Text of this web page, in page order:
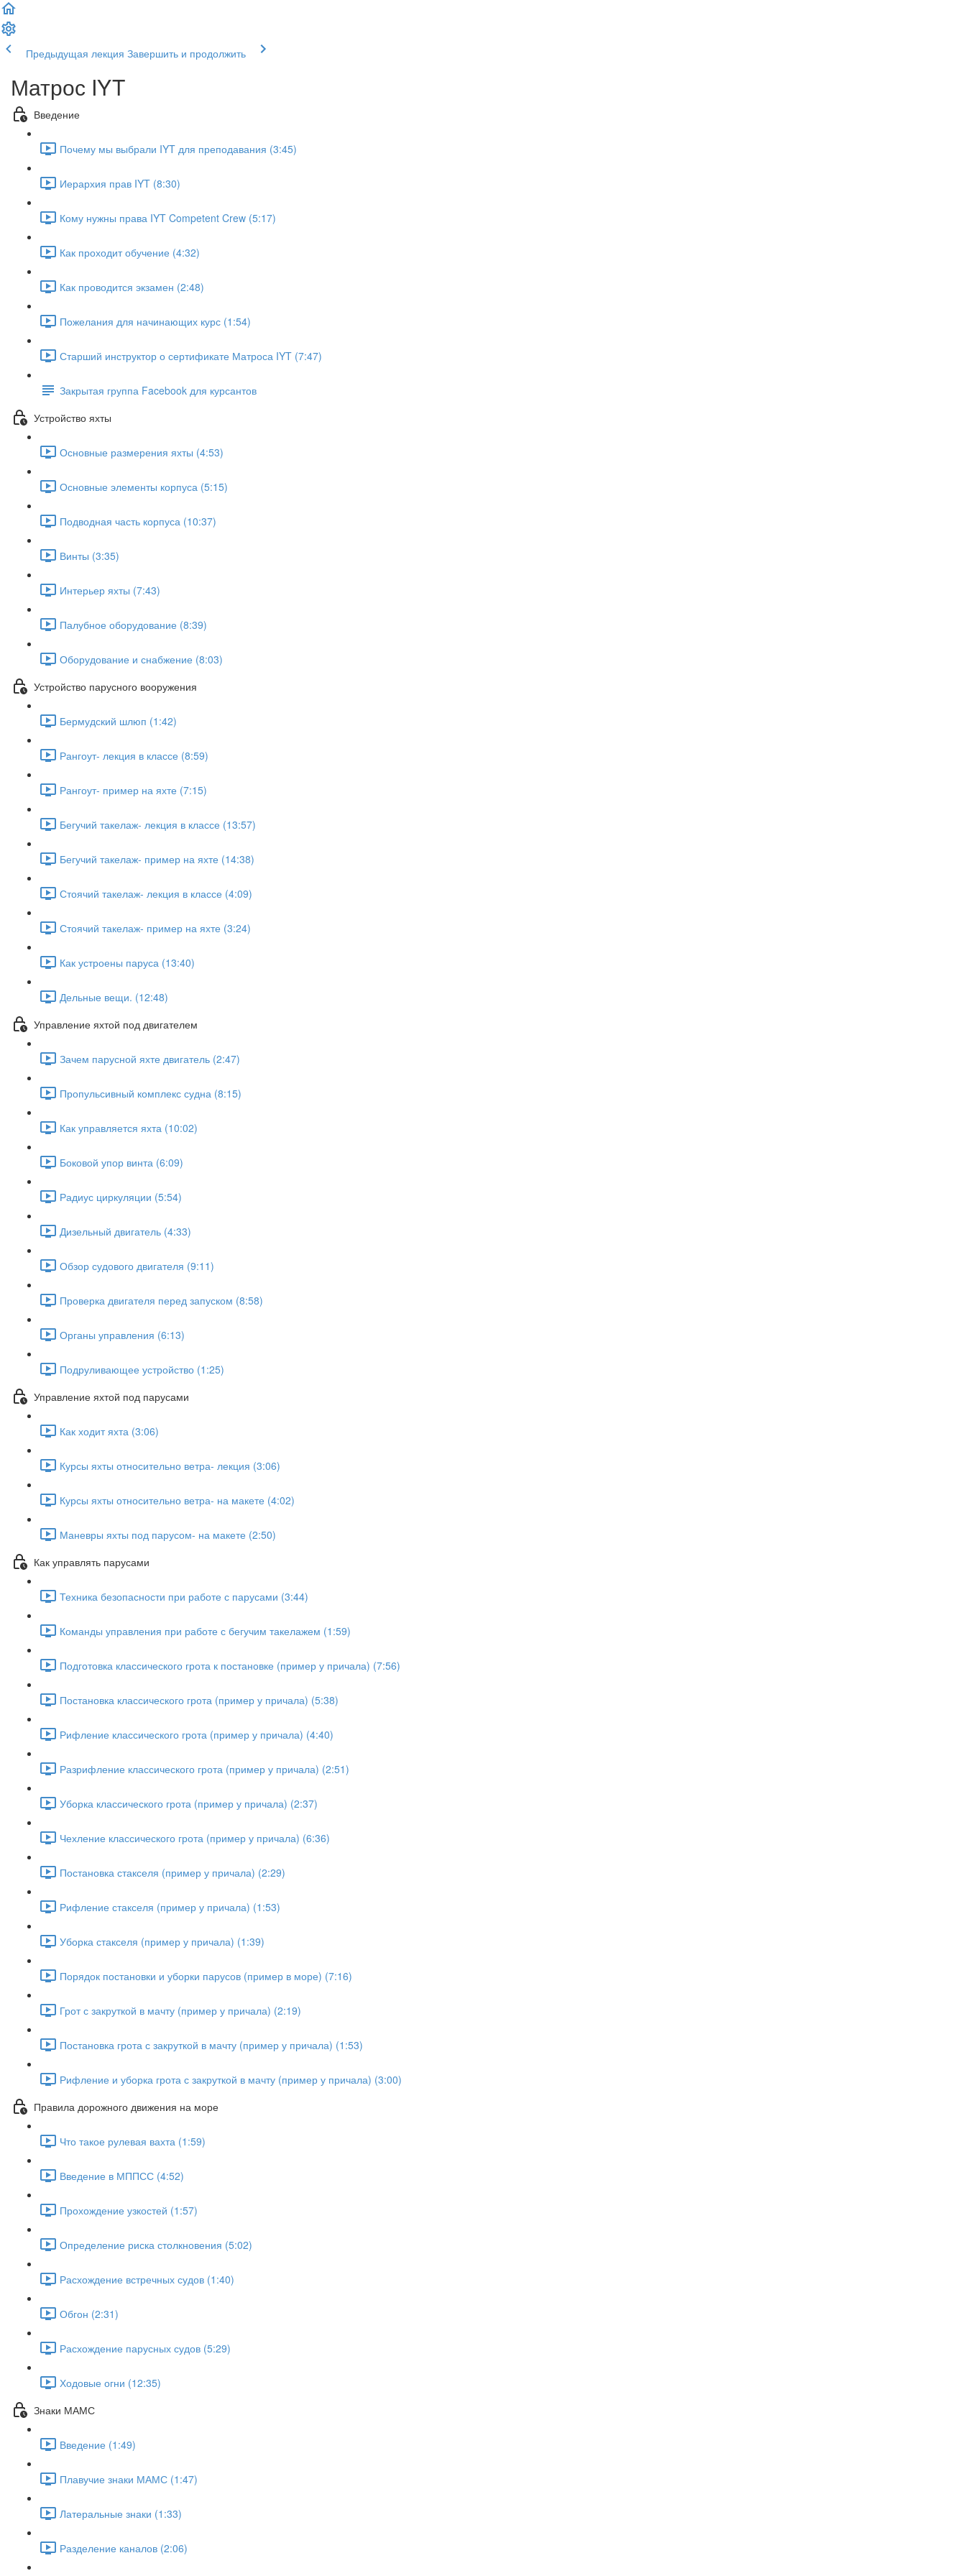
Предыдущая лекция Завершить и продолжить
Матрос IYT
Введение
Почему мы выбрали IYT для преподавания (3:45)
Иерархия прав IYT (8:30)
Кому нужны права IYT Competent Crew (5:17)
Как проходит обучение (4:32)
Как проводится экзамен (2:48)
Пожелания для начинающих курс (1:54)
Старший инструктор о сертификате Матроса IYT (7:47)
Закрытая группа Facebook для курсантов
Устройство яхты
Основные размерения яхты (4:53)
Основные элементы корпуса (5:15)
Подводная часть корпуса (10:37)
Винты (3:35)
Интерьер яхты (7:43)
Палубное оборудование (8:39)
Оборудование и снабжение (8:03)
Устройство парусного вооружения
Бермудский шлюп (1:42)
Рангоут- лекция в классе (8:59)
Рангоут- пример на яхте (7:15)
Бегучий такелаж- лекция в классе (13:57)
Бегучий такелаж- пример на яхте (14:38)
Стоячий такелаж- лекция в классе (4:09)
Стоячий такелаж- пример на яхте (3:24)
Как устроены паруса (13:40)
Дельные вещи. (12:48)
Управление яхтой под двигателем
Зачем парусной яхте двигатель (2:47)
Пропульсивный комплекс судна (8:15)
Как управляется яхта (10:02)
Боковой упор винта (6:09)
Радиус циркуляции (5:54)
Дизельный двигатель (4:33)
Обзор судового двигателя (9:11)
Проверка двигателя перед запуском (8:58)
Органы управления (6:13)
Подруливающее устройство (1:25)
Управление яхтой под парусами
Как ходит яхта (3:06)
Курсы яхты относительно ветра- лекция (3:06)
Курсы яхты относительно ветра- на макете (4:02)
Маневры яхты под парусом- на макете (2:50)
Как управлять парусами
Техника безопасности при работе с парусами (3:44)
Команды управления при работе с бегучим такелажем (1:59)
Подготовка классического грота к постановке (пример у причала) (7:56)
Постановка классического грота (пример у причала) (5:38)
Рифление классического грота (пример у причала) (4:40)
Разрифление классического грота (пример у причала) (2:51)
Уборка классического грота (пример у причала) (2:37)
Чехление классического грота (пример у причала) (6:36)
Постановка стакселя (пример у причала) (2:29)
Рифление стакселя (пример у причала) (1:53)
Уборка стакселя (пример у причала) (1:39)
Порядок постановки и уборки парусов (пример в море) (7:16)
Грот с закруткой в мачту (пример у причала) (2:19)
Постановка грота с закруткой в мачту (пример у причала) (1:53)
Рифление и уборка грота с закруткой в мачту (пример у причала) (3:00)
Правила дорожного движения на море
Что такое рулевая вахта (1:59)
Введение в МППСС (4:52)
Прохождение узкостей (1:57)
Определение риска столкновения (5:02)
Расхождение встречных судов (1:40)
Обгон (2:31)
Расхождение парусных судов (5:29)
Ходовые огни (12:35)
Знаки МАМС
Введение (1:49)
Плавучие знаки МАМС (1:47)
Латеральные знаки (1:33)
Разделение каналов (2:06)